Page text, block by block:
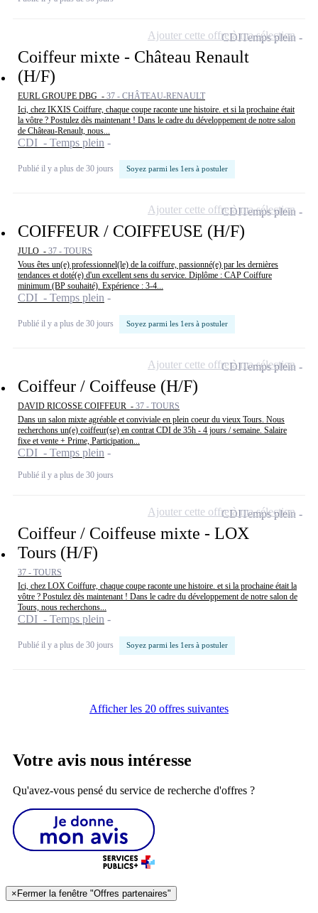
Coiffeur mixte - Château Renault
(H/F)
EURL GROUPE DBG - 37 - CHÂTEAU-RENAULT
Ici, chez IKXIS Coiffure, chaque coupe raconte une histoire. et si la prochaine était
la vôtre ? Postulez dès maintenant ! Dans le cadre du développement de notre salon
de Château-Renault, nous...
CDI - Temps plein
Publié il y a plus de 30 jours Soyez parmi les 1ers à postuler
CDITemps plein
Ajouter cette offre à ma sélection
COIFFEUR / COIFFEUSE (H/F)
JULO - 37 - TOURS
Vous êtes un(e) professionnel(le) de la coiffure, passionné(e) par les dernières
tendances et doté(e) d'un excellent sens du service. Diplôme : CAP Coiffure
minimum (BP souhaité). Expérience : 3-4...
CDI - Temps plein
Publié il y a plus de 30 jours Soyez parmi les 1ers à postuler
CDITemps plein
Ajouter cette offre à ma sélection
Coiffeur / Coiffeuse (H/F)
DAVID RICOSSE COIFFEUR - 37 - TOURS
Dans un salon mixte agréable et conviviale en plein coeur du vieux Tours. Nous
recherchons un(e) coiffeur(se) en contrat CDI de 35h - 4 jours / semaine. Salaire
fixe et vente + Prime, Participation...
CDI - Temps plein
Publié il y a plus de 30 jours
CDITemps plein
Ajouter cette offre à ma sélection
Coiffeur / Coiffeuse mixte - LOX
Tours (H/F)
37 - TOURS
Ici, chez LOX Coiffure, chaque coupe raconte une histoire. et si la prochaine était la
vôtre ? Postulez dès maintenant ! Dans le cadre du développement de notre salon de
Tours, nous recherchons...
CDI - Temps plein
Publié il y a plus de 30 jours Soyez parmi les 1ers à postuler
CDITemps plein
Ajouter cette offre à ma sélection
Afficher les 20 offres suivantes
Votre avis nous intéresse
Qu'avez-vous pensé du service de recherche d'offres ?
×Fermer la fenêtre "Offres partenaires"